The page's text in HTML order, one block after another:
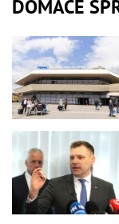
DOMÁCE